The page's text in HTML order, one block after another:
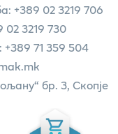
+389 02 3219 706
3219 730
+389 71 359 504
бр. 3, Скопје